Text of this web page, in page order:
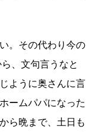
。その代わり今の
、文句言うなと
ように奥さんに言
ームパパになった
ら晩まで、土日も